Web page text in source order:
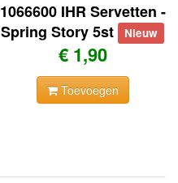
1066600 IHR Servetten -
Spring Story 5st
Nieuw
€ 1,90
Toevoegen